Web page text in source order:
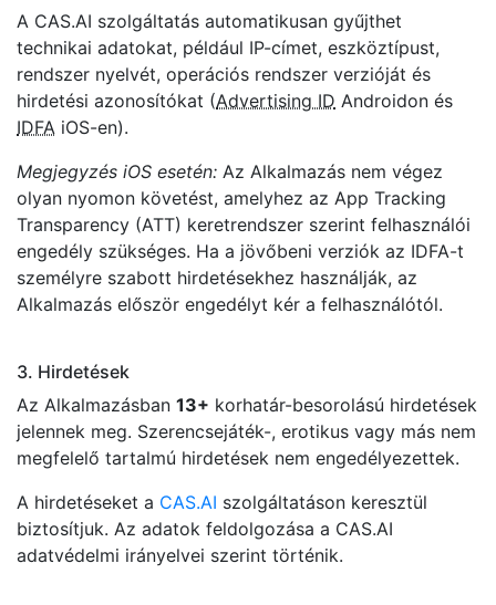
A CAS.AI szolgáltatás automatikusan gyűjthet
technikai adatokat, például IP-címet, eszköztípust,
rendszer nyelvét, operációs rendszer verzióját és
hirdetési azonosítókat (Advertising ID Androidon és
IDFA iOS-en).
Megjegyzés iOS esetén: Az Alkalmazás nem végez
olyan nyomon követést, amelyhez az App Tracking
Transparency (ATT) keretrendszer szerint felhasználói
engedély szükséges. Ha a jövőbeni verziók az IDFA-t
személyre szabott hirdetésekhez használják, az
Alkalmazás először engedélyt kér a felhasználótól.
3. Hirdetések
Az Alkalmazásban 13+ korhatár-besorolású hirdetések
jelennek meg. Szerencsejáték-, erotikus vagy más nem
megfelelő tartalmú hirdetések nem engedélyezettek.
A hirdetéseket a CAS.AI szolgáltatáson keresztül
biztosítjuk. Az adatok feldolgozása a CAS.AI
adatvédelmi irányelvei szerint történik.